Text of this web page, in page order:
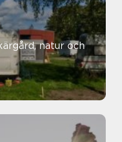
natur och